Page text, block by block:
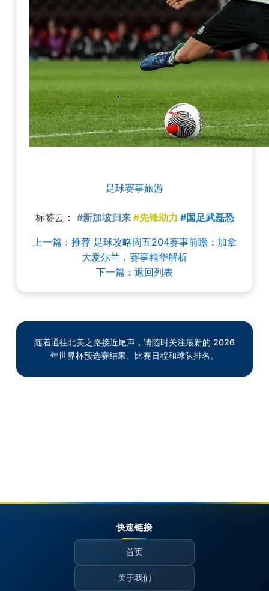
足球赛事旅游
标签云： #新加坡归来 #先锋助力 #国足武磊恐
上一篇：推荐 足球攻略周五204赛事前瞻：加拿
大爱尔兰，赛事精华解析
下一篇：返回列表
随着通往北美之路接近尾声，请随时关注最新的 2026
年世界杯预选赛结果、比赛日程和球队排名。
快速链接
首页
关于我们